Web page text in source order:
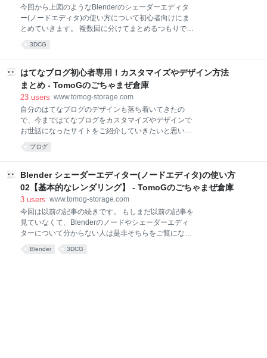
Settings Noise Settings Displacement Settings Water
Plane 試しに使ってみた A.N.T.Landscapeとは ANT
LandscapeとはBlenderのコミュニティから出てい
今回から上図のようなBlenderのシェーダーエディタ
ー(ノードエディタ)の使い方について初心者向けにま
とめていきます。 複数回に分けてまとめるつもりです
ディター(ノードエディタ)の使い方02.5【複雑なテク
スチャ】 Blender シェーダーエディター(ノードエディ
タ)の使い方03【コンポジットノード・最終調整】
方04【グループ・設定】 今回は基本的なシェーダーエ
ディター(ノードエディタ)の使い方についてまとめて
いきます。 注意点 動画 シェーダーエディターの基本
的な使い方 準備 オブジェクト設置 カメラ設置 シェー
3DCG
はてなブログ初心者専用！カスタマイズやデザイン方法
まとめ - TomoGのごちゃまぜ倉庫
23 users www.tomog-storage.com
自分のはてなブログのデザインも落ち着いてきたの
で、今まではてなブログをカスタマイズやデザインで
お世話になったサイトをご紹介していきたいと思いま
す。 そのため全部を網羅しているわけではなく、自分
が便利そうだと思ったものを紹介しているのでご了承
体のデザインのカスタマイズ ・はてなブログの本文の
デザイン ・はてなブログのシステムに関するカスタマ
イズ の3点となっています。はてなブログのみを書い
ので、ご注意ください。 初心者の方はまずこちらをご
覧ください。 後悔しないはてなブログを始める時に注
意すべき3点！ - TomoGのごちゃまぜ倉庫 ブログ初心
者が意識して欲しい基礎的な注意事項6点 - TomoGの
ブログ
Blender シェーダーエディター(ノードエディタ)の使い方
02【基本的なレンダリング】 - TomoGのごちゃまぜ倉庫
3 users www.tomog-storage.com
今回は以前の記事の続きです。 もしまだ以前の記事を
見ていなくて、Blenderのノードやシェーダーエディ
ターについて分からない人は是非そちらをご覧になっ
Blender 3DCG